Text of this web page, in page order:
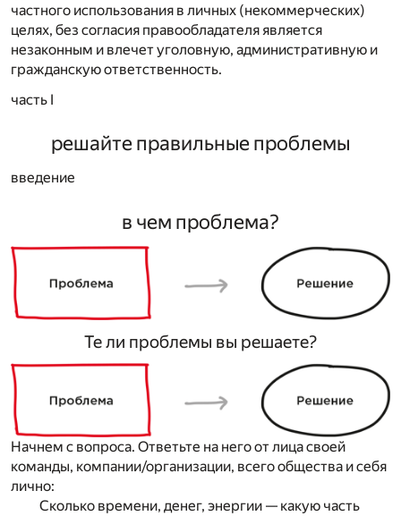
частного использования в личных (некоммерческих)
целях, без согласия правообладателя является
незаконным и влечет уголовную, административную и
гражданскую ответственность.
часть I
решайте правильные проблемы
введение
в чем проблема?
Те ли проблемы вы решаете?
Начнем с вопроса. Ответьте на него от лица своей
команды, компании/организации, всего общества и себя
лично:
Сколько времени, денег, энергии — какую часть